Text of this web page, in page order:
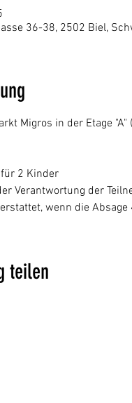
36-38, 2502 Biel,
Migros in der Etage "A"
2 Kinder
Verantwortung der
wenn die
teilen